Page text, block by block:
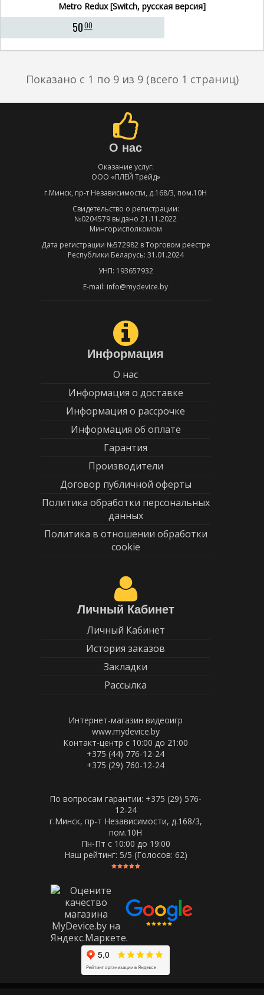
Metro Redux [Switch, русская версия]
5000
Показано с 1 по 9 из 9 (всего 1 страниц)
О нас
Оказание услуг:
ООО «ПЛЕЙ Трейд»
г.Минск, пр-т Независимости, д.168/3, пом.10Н
Свидетельство о регистрации:
№0204579 выдано 21.11.2022
Мингорисполкомом
Дата регистрации №572982 в Торговом реестре
Республики Беларусь: 31.01.2024
УНП: 193657932
E-mail: info@mydevice.by
Информация
О нас
Информация о доставке
Информация о рассрочке
Информация об оплате
Гарантия
Производители
Договор публичной оферты
Политика обработки персональных
данных
Политика в отношении обработки
cookie
Личный Кабинет
Личный Кабинет
История заказов
Закладки
Рассылка
Интернет-магазин видеоигр
www.mydevice.by
Контакт-центр с 10:00 до 21:00
+375 (44) 776-12-24
+375 (29) 760-12-24
По вопросам гарантии: +375 (29) 576-
12-24
г.Минск, пр-т Независимости, д.168/3,
пом.10Н
Пн-Пт c 10:00 до 19:00
Наш рейтинг: 5/5 (Голосов: 62)